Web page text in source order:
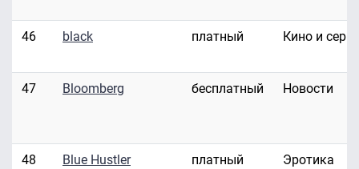
46 black платный Кино и
47 Bloomberg бесплатный Новости
48 Blue Hustler платный Эротика